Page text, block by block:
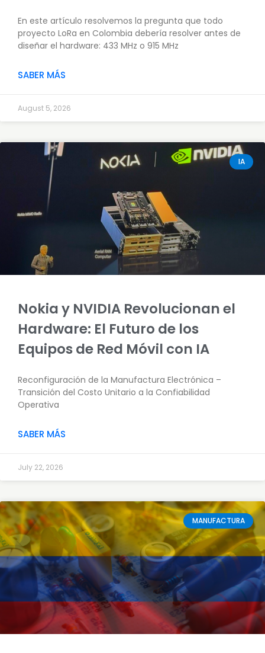
En este artículo resolvemos la pregunta que todo
proyecto LoRa en Colombia debería resolver antes de
diseñar el hardware: 433 MHz o 915 MHz
SABER MÁS
August 5, 2026
IA
Nokia y NVIDIA Revolucionan el
Hardware: El Futuro de los
Equipos de Red Móvil con IA
Reconfiguración de la Manufactura Electrónica –
Transición del Costo Unitario a la Confiabilidad
Operativa
SABER MÁS
July 22, 2026
MANUFACTURA